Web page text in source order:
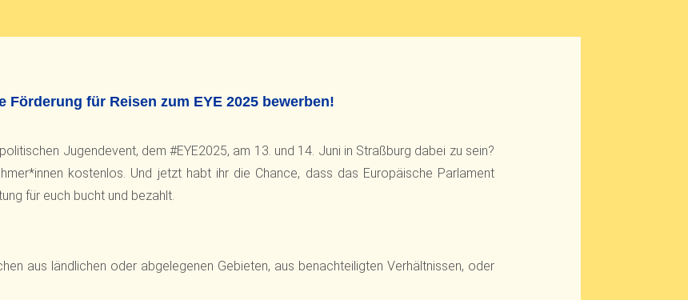
Förderung für Reisen zum EYE 2025 bewerben!
Jugendevent, dem #EYE2025, am 13. und 14. Juni in Straßburg dabei zu sein?
kostenlos. Und jetzt habt ihr die Chance, dass das Europäische Parlament
für euch bucht und bezahlt.
aus ländlichen oder abgelegenen Gebieten, aus benachteiligten Verhältnissen, oder